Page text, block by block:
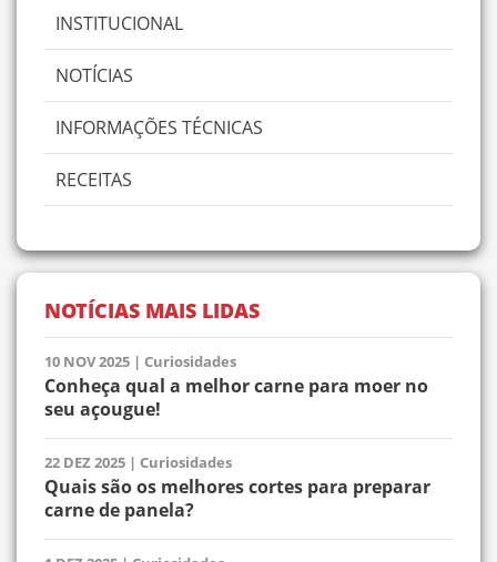
INSTITUCIONAL
NOTÍCIAS
INFORMAÇÕES TÉCNICAS
RECEITAS
NOTÍCIAS MAIS LIDAS
10 NOV 2025 | Curiosidades
Conheça qual a melhor carne para moer no
seu açougue!
22 DEZ 2025 | Curiosidades
Quais são os melhores cortes para preparar
carne de panela?